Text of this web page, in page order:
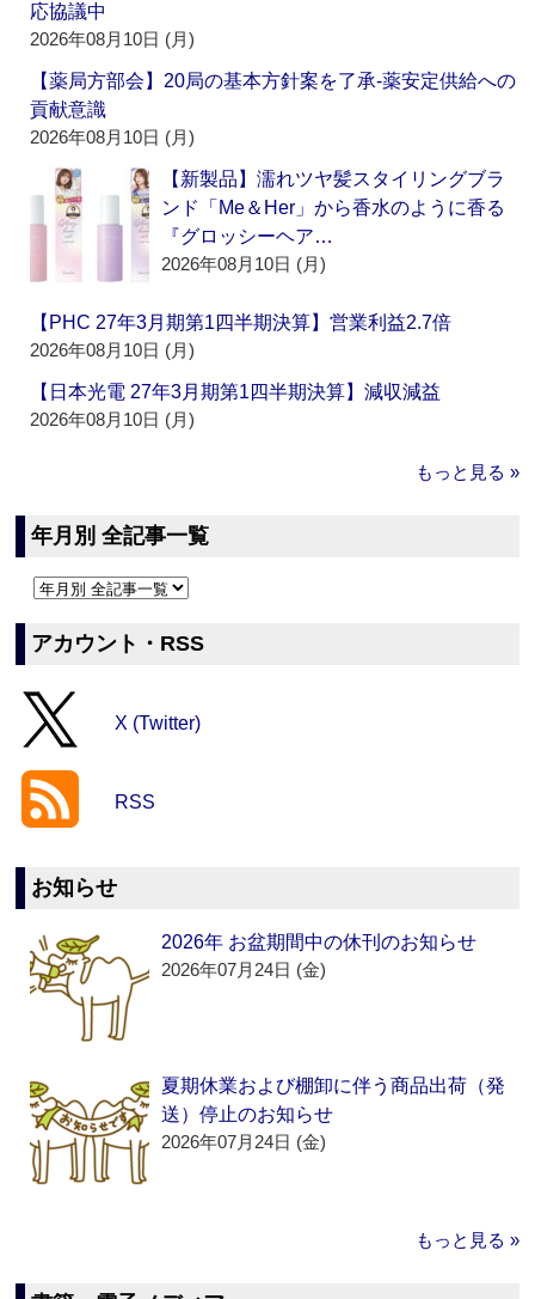
応協議中
2026年08月10日 (月)
【薬局方部会】20局の基本方針案を了承‐薬安定供給への
貢献意識
2026年08月10日 (月)
【新製品】濡れツヤ髪スタイリングブラ
ンド「Me＆Her」から香水のように香る
『グロッシーヘア…
2026年08月10日 (月)
【PHC 27年3月期第1四半期決算】営業利益2.7倍
2026年08月10日 (月)
【日本光電 27年3月期第1四半期決算】減収減益
2026年08月10日 (月)
もっと見る »
年月別 全記事一覧
アカウント・RSS
X (Twitter)
RSS
お知らせ
2026年 お盆期間中の休刊のお知らせ
2026年07月24日 (金)
夏期休業および棚卸に伴う商品出荷（発
送）停止のお知らせ
2026年07月24日 (金)
もっと見る »